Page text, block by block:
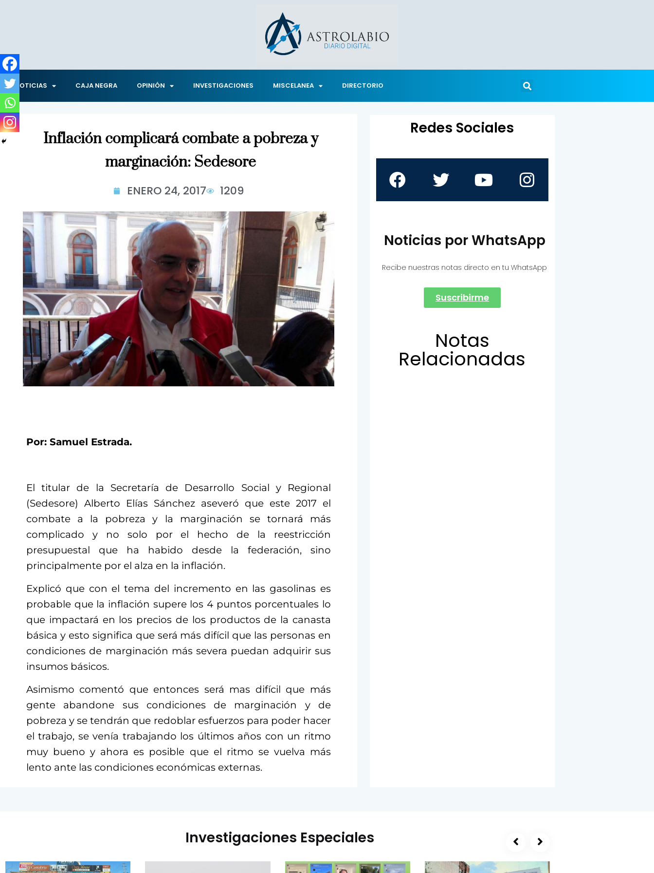
NOTICIAS CAJA NEGRA OPINIÓN INVESTIGACIONES MISCELANEA DIRECTORIO
Inflación complicará combate a pobreza y
marginación: Sedesore
ENERO 24, 2017 1209
Por: Samuel Estrada.
El titular de la Secretaría de Desarrollo Social y Regional
(Sedesore) Alberto Elías Sánchez aseveró que este 2017 el
combate a la pobreza y la marginación se tornará más
complicado y no solo por el hecho de la reestricción
presupuestal que ha habido desde la federación, sino
principalmente por el alza en la inflación.
Explicó que con el tema del incremento en las gasolinas es
probable que la inflación supere los 4 puntos porcentuales lo
que impactará en los precios de los productos de la canasta
básica y esto significa que será más difícil que las personas en
condiciones de marginación más severa puedan adquirir sus
insumos básicos.
Asimismo comentó que entonces será mas difícil que más
gente abandone sus condiciones de marginación y de
pobreza y se tendrán que redoblar esfuerzos para poder hacer
el trabajo, se venía trabajando los últimos años con un ritmo
muy bueno y ahora es posible que el ritmo se vuelva más
lento ante las condiciones económicas externas.
Redes Sociales
Noticias por WhatsApp
Recibe nuestras notas directo en tu WhatsApp
Suscribirme
Notas
Relacionadas
Investigaciones Especiales